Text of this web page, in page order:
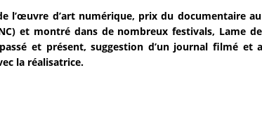
l’œuvre d’art numérique, prix du documentaire
et montré dans de nombreux festivals, Lame
et présent, suggestion d’un journal filmé et
la réalisatrice.